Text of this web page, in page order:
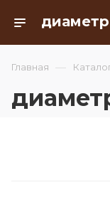
Главная —